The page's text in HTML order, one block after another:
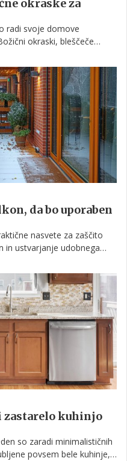
okraske za
radi svoje domove
okraski, bleščeče
lahko veliki porabniki
na položnici za elektriko.
da bo uporaben
nasvete za zaščito
in ustvarjanje udobnega
zastarelo kuhinjo
so zaradi minimalističnih
povsem bele kuhinje,